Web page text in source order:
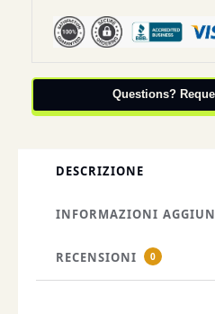
Questions?
DESCRIZIONE
INFORMAZIONI
RECENSIONI 0